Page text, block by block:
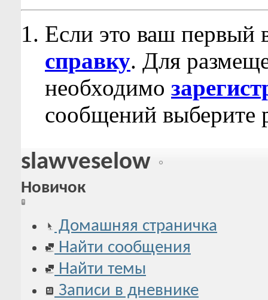
Если это ваш первый
справку. Для
необходимо
сообщений выберите
slawveselow
Новичок
Домашняя страничка
Найти сообщения
Найти темы
Записи в дневнике